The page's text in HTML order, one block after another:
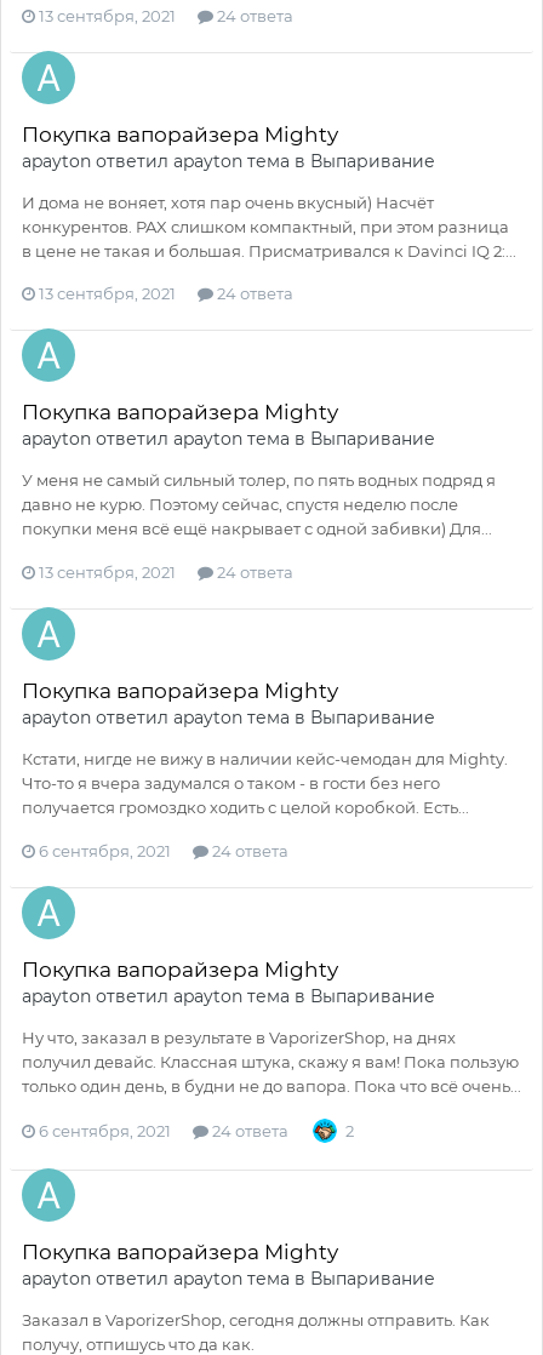
13 сентября, 2021 24 ответа
Покупка вапорайзера Mighty
apayton ответил apayton тема в Выпаривание
И дома не воняет, хотя пар очень вкусный) Насчёт
конкурентов. PAX слишком компактный, при этом разница
в цене не такая и большая. Присматривался к Davinci IQ 2:...
13 сентября, 2021 24 ответа
Покупка вапорайзера Mighty
apayton ответил apayton тема в Выпаривание
У меня не самый сильный толер, по пять водных подряд я
давно не курю. Поэтому сейчас, спустя неделю после
покупки меня всё ещё накрывает с одной забивки) Для...
13 сентября, 2021 24 ответа
Покупка вапорайзера Mighty
apayton ответил apayton тема в Выпаривание
Кстати, нигде не вижу в наличии кейс-чемодан для Mighty.
Что-то я вчера задумался о таком - в гости без него
получается громоздко ходить с целой коробкой. Есть...
6 сентября, 2021 24 ответа
Покупка вапорайзера Mighty
apayton ответил apayton тема в Выпаривание
Ну что, заказал в результате в VaporizerShop, на днях
получил девайс. Классная штука, скажу я вам! Пока пользую
только один день, в будни не до вапора. Пока что всё очень...
6 сентября, 2021 24 ответа 2
Покупка вапорайзера Mighty
apayton ответил apayton тема в Выпаривание
Заказал в VaporizerShop, сегодня должны отправить. Как
получу, отпишусь что да как.